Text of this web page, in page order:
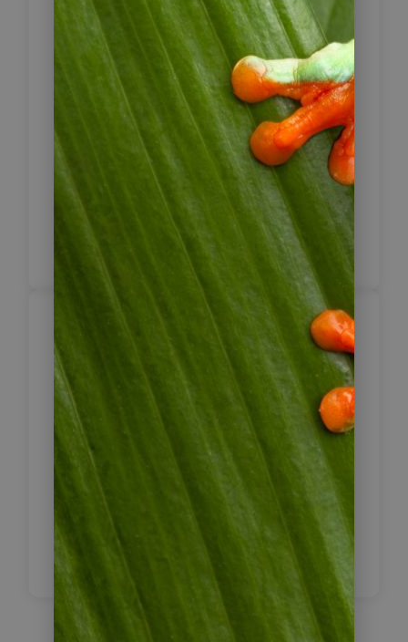
Tipp:Wir empfehlen Ihnen, die Tatio
Geysire mit einer geführten Tour zu
buchen oder anderen Wagen
hinterher zu fahren, da es vor allem
im Dunkeln recht schwer zu finden
ist.
Fahrzeit: 190 km / 3 Std.
Inklusive Frühstück
San Pedro – Calama
Nach dem Frühstück verlassen Sie
San Pedro und fahren nach Calama,
um dort den Wagen wieder
abzugeben.
Fahrzeit: 100 km / 1,5 Std
Inklusive Frühstück